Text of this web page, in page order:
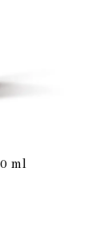
ml